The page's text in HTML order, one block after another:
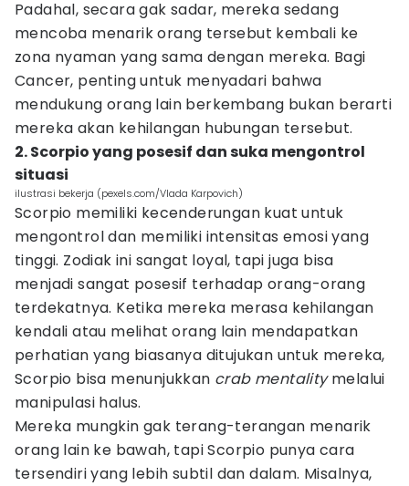
Padahal, secara gak sadar, mereka sedang
mencoba menarik orang tersebut kembali ke
zona nyaman yang sama dengan mereka. Bagi
Cancer, penting untuk menyadari bahwa
mendukung orang lain berkembang bukan berarti
mereka akan kehilangan hubungan tersebut.
2. Scorpio yang posesif dan suka mengontrol
situasi
ilustrasi bekerja (pexels.com/Vlada Karpovich)
Scorpio memiliki kecenderungan kuat untuk
mengontrol dan memiliki intensitas emosi yang
tinggi. Zodiak ini sangat loyal, tapi juga bisa
menjadi sangat posesif terhadap orang-orang
terdekatnya. Ketika mereka merasa kehilangan
kendali atau melihat orang lain mendapatkan
perhatian yang biasanya ditujukan untuk mereka,
Scorpio bisa menunjukkan crab mentalitymelalui
manipulasi halus.
Mereka mungkin gak terang-terangan menarik
orang lain ke bawah, tapi Scorpio punya cara
tersendiri yang lebih subtil dan dalam. Misalnya,